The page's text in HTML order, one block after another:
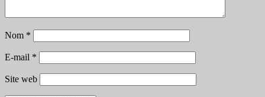
Nom *
E-mail *
Site web